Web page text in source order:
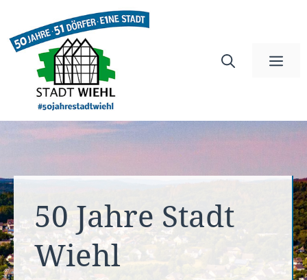
Inhalt
springen
50 Jahre Stadt
Wiehl